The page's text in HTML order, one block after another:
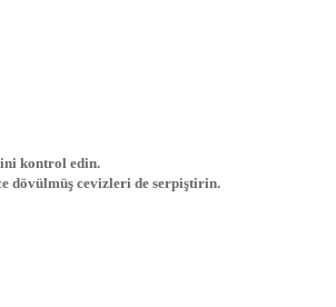
kontrol edin.
dövülmüş cevizleri de serpiştirin.